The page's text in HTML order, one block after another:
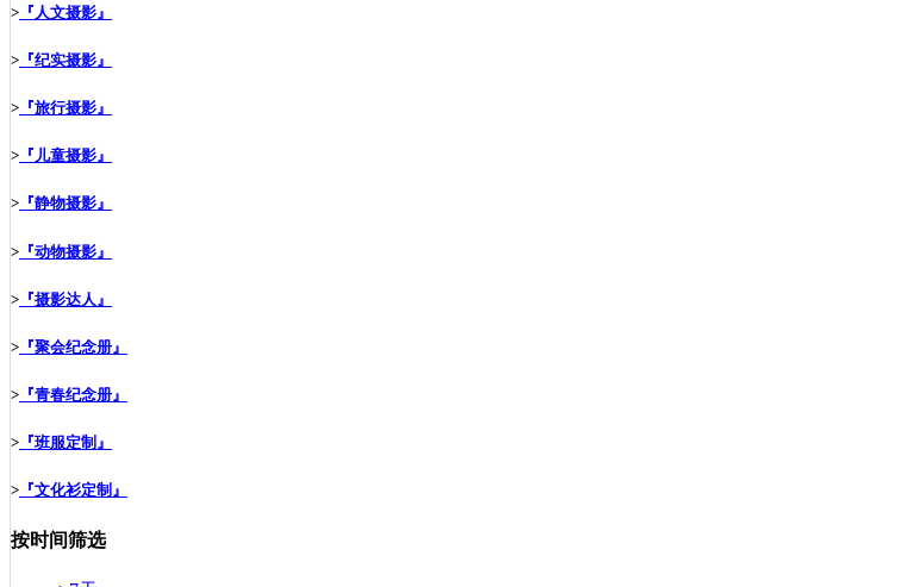
> 『人文摄影』
> 『纪实摄影』
> 『旅行摄影』
> 『儿童摄影』
> 『静物摄影』
> 『动物摄影』
> 『摄影达人』
> 『聚会纪念册』
> 『青春纪念册』
> 『班服定制』
> 『文化衫定制』
按时间筛选